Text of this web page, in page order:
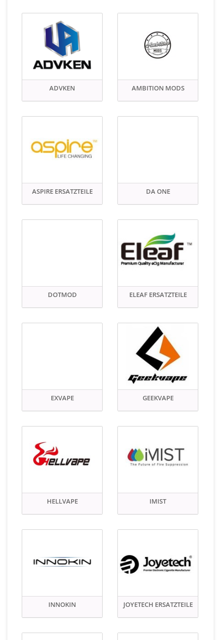
ADVKEN AMBITION MODS
ASPIRE ERSATZTEILE DA ONE
DOTMOD ELEAF ERSATZTEILE
EXVAPE GEEKVAPE
HELLVAPE IMIST
INNOKIN JOYETECH ERSATZTEILE